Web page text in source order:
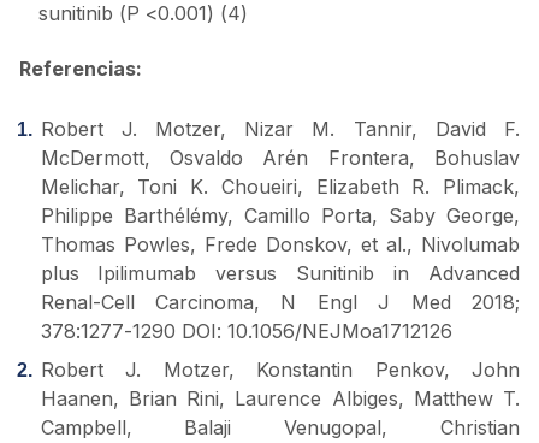
sunitinib (P <0.001) (4)
Referencias:
Robert J. Motzer, Nizar M. Tannir, David F.
McDermott, Osvaldo Arén Frontera, Bohuslav
Melichar, Toni K. Choueiri, Elizabeth R. Plimack,
Philippe Barthélémy, Camillo Porta, Saby George,
Thomas Powles, Frede Donskov, et al., Nivolumab
plus Ipilimumab versus Sunitinib in Advanced
Renal-Cell Carcinoma, N Engl J Med 2018;
378:1277-1290 DOI: 10.1056/NEJMoa1712126
Robert J. Motzer, Konstantin Penkov, John
Haanen, Brian Rini, Laurence Albiges, Matthew T.
Campbell, Balaji Venugopal, Christian